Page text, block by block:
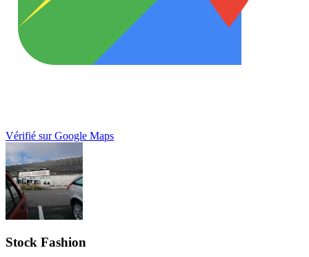
Vérifié sur Google Maps
Stock Fashion